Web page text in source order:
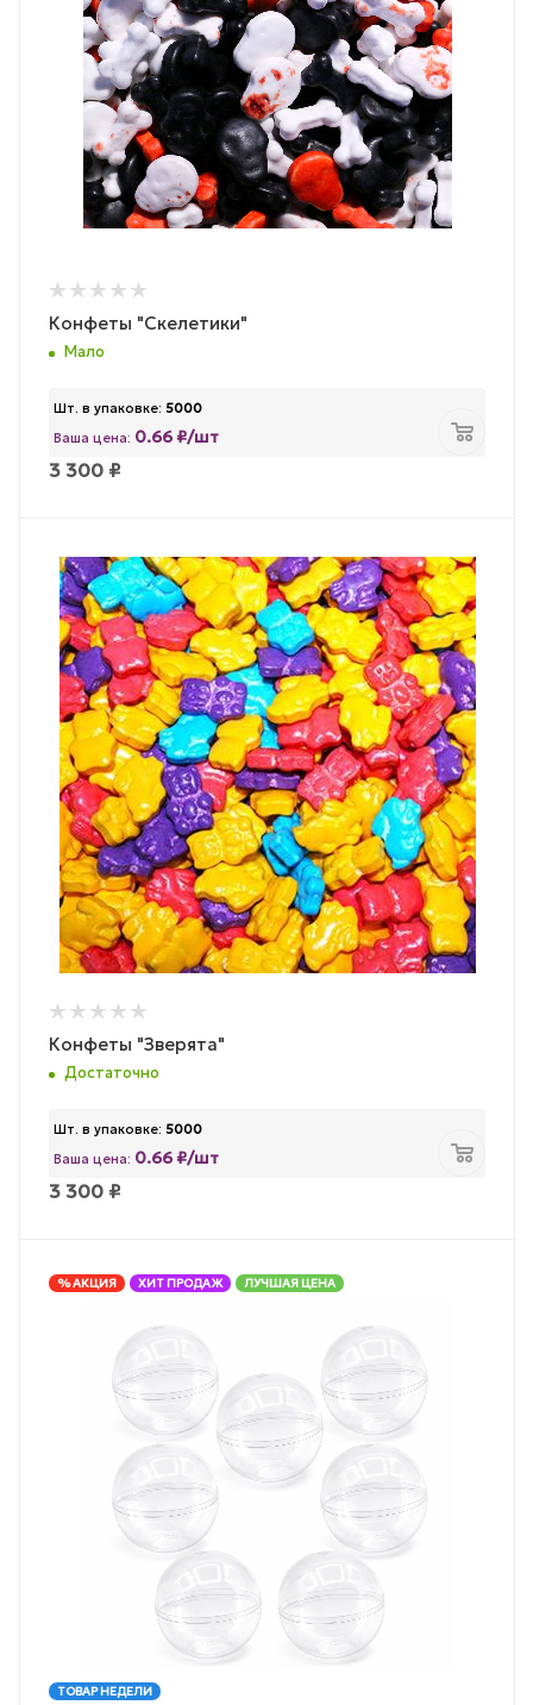
Конфеты "Скелетики"
Мало
Шт. в упаковке: 5000
Ваша цена: 0.66 ₽/шт
3 300 ₽
Конфеты "Зверята"
Достаточно
Шт. в упаковке: 5000
Ваша цена: 0.66 ₽/шт
3 300 ₽
% АКЦИЯ ХИТ ПРОДАЖ ЛУЧШАЯ ЦЕНА
ТОВАР НЕДЕЛИ